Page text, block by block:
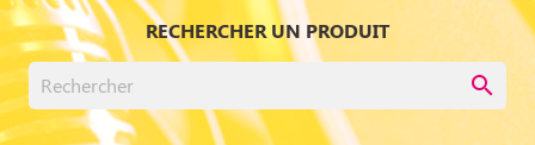
RECHERCHER UN PRODUIT
search